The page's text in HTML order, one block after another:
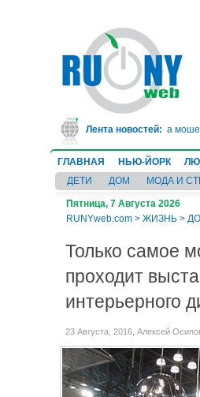
Лента новостей:
в тюрьму на 10 лет за
ГЛАВНАЯ НЬЮ-ЙОРК
ДЕТИ
ДОМ МОДА И
Пятница, 7 Августа 2026
RUNYweb.com > ЖИЗНЬ >
Только самое
проходит
интерьерного
23 Августа, 2016, Алексей